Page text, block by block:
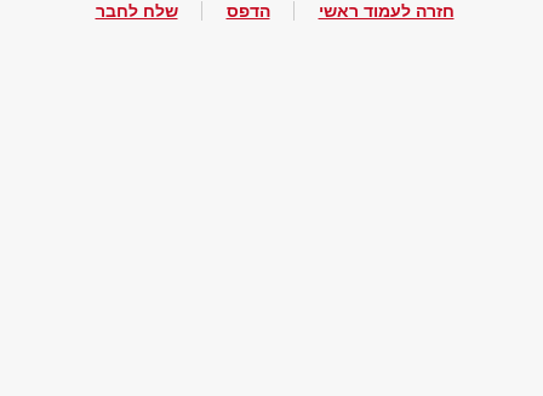
חזרה לעמוד ראשי הדפס שלח לחבר